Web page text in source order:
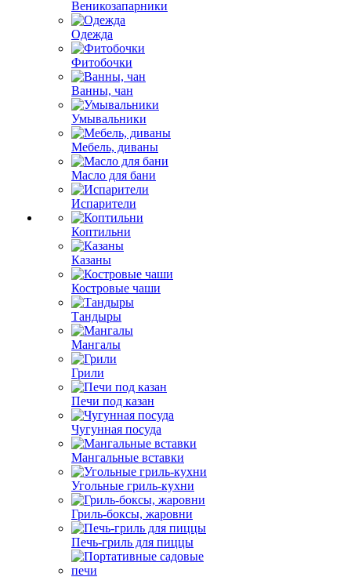
Веникозапарники
Одежда
Фитобочки
Ванны, чан
Умывальники
Мебель, диваны
Масло для бани
Испарители
Коптильни
Казаны
Костровые чаши
Тандыры
Мангалы
Грили
Печи под казан
Чугунная посуда
Мангальные вставки
Угольные гриль-кухни
Гриль-боксы, жаровни
Печь-гриль для пиццы